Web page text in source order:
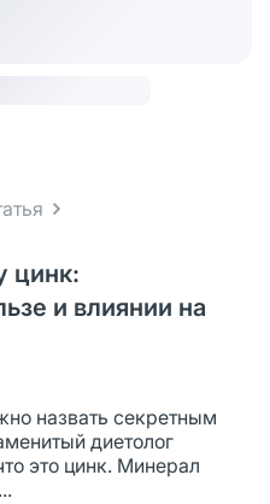
цинк:
и влиянии на
назвать секретным
диетолог
это цинк. Минерал